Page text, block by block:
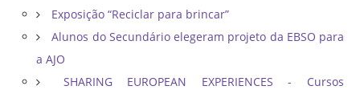
Exposição “Reciclar para brincar”
Alunos do Secundário elegeram projeto da EBSO para
a AJO
SHARING EUROPEAN EXPERIENCES - Cursos